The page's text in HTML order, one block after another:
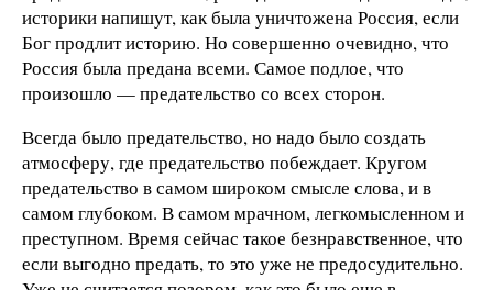
историки напишут, как была уничтожена Россия, если
Бог продлит историю. Но совершенно очевидно, что
Россия была предана всеми. Самое подлое, что
произошло — предательство со всех сторон.
Всегда было предательство, но надо было создать
атмосферу, где предательство побеждает. Кругом
предательство в самом широком смысле слова, и в
самом глубоком. В самом мрачном, легкомысленном и
преступном. Время сейчас такое безнравственное, что
если выгодно предать, то это уже не предосудительно.